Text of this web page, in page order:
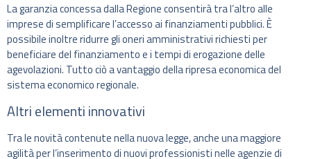
La garanzia concessa dalla Regione consentirà tra l’altro alle
imprese di semplificare l’accesso ai finanziamenti pubblici. È
possibile inoltre ridurre gli oneri amministrativi richiesti per
beneficiare del finanziamento e i tempi di erogazione delle
agevolazioni. Tutto ciò a vantaggio della ripresa economica del
sistema economico regionale.
Altri elementi innovativi
Tra le novità contenute nella nuova legge, anche una maggiore
agilità per l’inserimento di nuovi professionisti nelle agenzie di